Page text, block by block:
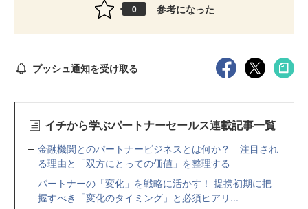
0 参考になった
プッシュ通知を受け取る
イチから学ぶパートナーセールス連載記事一覧
金融機関とのパートナービジネスとは何か？ 注目され
る理由と「双方にとっての価値」を整理する
パートナーの「変化」を戦略に活かす！ 提携初期に把
握すべき「変化のタイミング」と必須ヒアリ...